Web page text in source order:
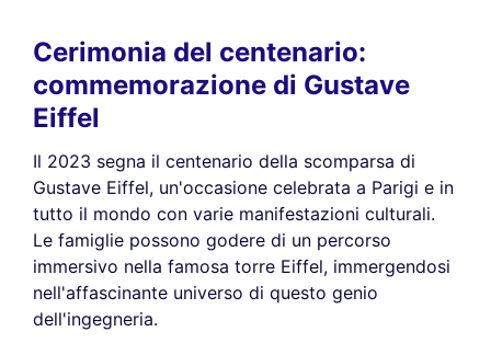
Cerimonia del centenario:
commemorazione di Gustave
Eiffel
Il 2023 segna il centenario della scomparsa di
Gustave Eiffel, un'occasione celebrata a Parigi e in
tutto il mondo con varie manifestazioni culturali.
Le famiglie possono godere di un percorso
immersivo nella famosa torre Eiffel, immergendosi
nell'affascinante universo di questo genio
dell'ingegneria.